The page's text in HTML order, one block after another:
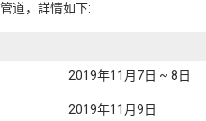
道，詳情如下:
2019年11月7日 ~ 8日
2019年11月9日